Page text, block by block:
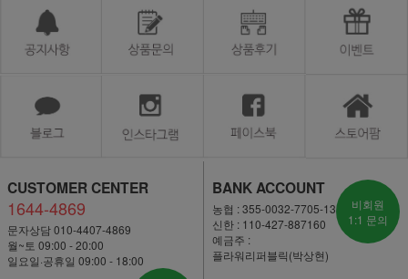
CUSTOMER CENTER
1644-4869
문자상담 010-4407-4869
월~토 09:00 - 20:00
일요일·공휴일 09:00 - 18:00
BANK ACCOUNT
농협 : 355-0032-7705-13
신한 : 110-427-887160
예금주 :
플라워리퍼블릭(박상현)
비회원
1:1 문의